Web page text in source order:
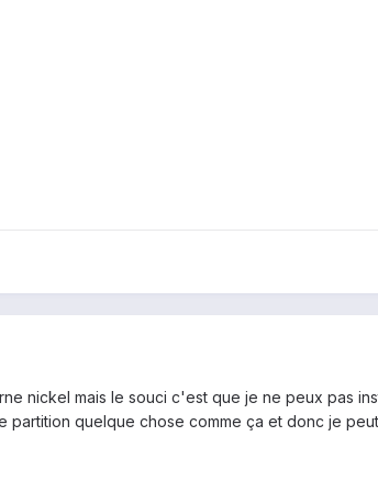
nickel mais le souci c'est que je ne peux pas
partition quelque chose comme ça et donc je